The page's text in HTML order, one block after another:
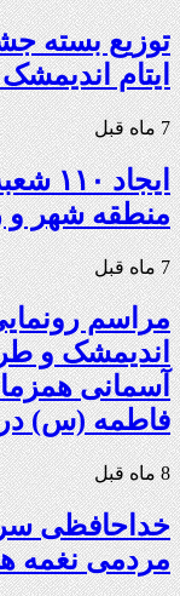
توزیع بسته
ایتام
7 ماه قبل
منطقه شهر و
7 ماه قبل
مراسم
اندیمشک و
آسمانی
فاطمه (س)
8 ماه قبل
خداحافظی
مردمی نغمه